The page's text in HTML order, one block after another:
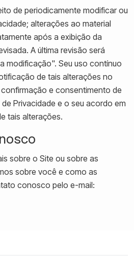
de periodicamente modificar ou
alterações ao material
após a exibição da
A última revisão será
modificação". Seu uso contínuo
de tais alterações no
e consentimento de
Privacidade e o seu acordo em
tais alterações.
sobre o Site ou sobre as
sobre você e como as
conosco pelo e-mail: